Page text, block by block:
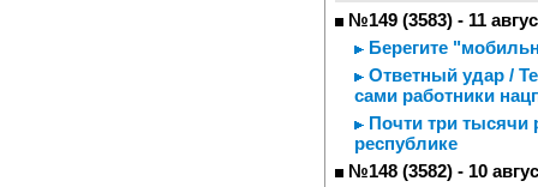
№149 (3583) - 11
Берегите
Ответный удар /
сами работники
Почти три тысячи
республике
№148 (3582) - 10